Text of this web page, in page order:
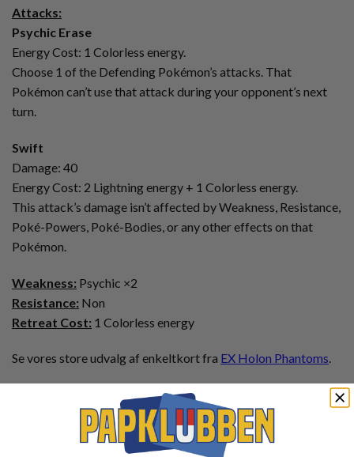
Attacks:
Psychic Erase
Energy Cost: 1 Colorless energy.
Choose 1 of the Defending Pokémon’s attacks. That
Pokémon can’t use that attack during your opponent’s next
turn.
Swift
Damage: 40
Energy Cost: 2 Lightning energy + 1 Colorless energy.
This attack’s damage isn’t affected by Weakness, Resistance,
Poké-Powers, Poké-Bodies, or any other effects on that
Pokémon.
Weakness: Psychic ×2
Resistance: Non
Retreat Cost: 1 Colorless energy
Se vores store udvalg af enkeltkort fra EX Holon Phantoms.
EX Holon Phantoms blev udgivet i Maj 2006. Den er den 13.
udvidelse til EX serierne og samtidig den 28. serie der blev
udgivet på engelsk.
Serien indeholder 111 forskellige pokemonkort, hvoraf et